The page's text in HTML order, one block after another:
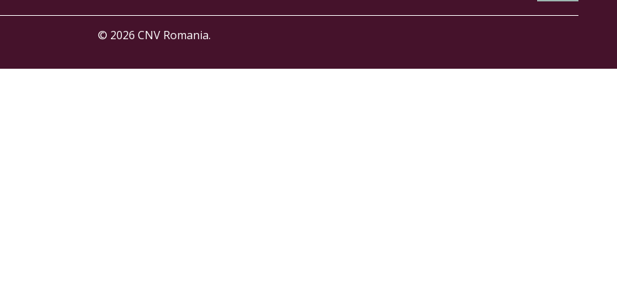
© 2026 CNV Romania.